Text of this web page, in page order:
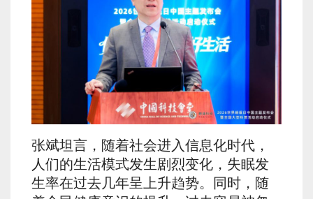
张斌坦言，随着社会进入信息化时代，
人们的生活模式发生剧烈变化，失眠发
生率在过去几年呈上升趋势。同时，随